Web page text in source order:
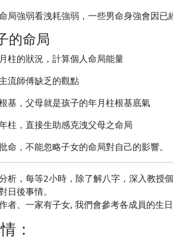
局強弱看洩耗強弱，一些男命身強會因
的命局
柱的狀況，計算個人命局能量
流師傅缺乏的觀點
基，父母就是孩子的年月柱根基底氣
柱，直接生助感克洩父母之命局
命，不能忽略子女的命局對自己的影響。
析，每等2小時，除了解八字，深入教授
日後事情。
者、一家有子女, 我們會參考各成員的生
：